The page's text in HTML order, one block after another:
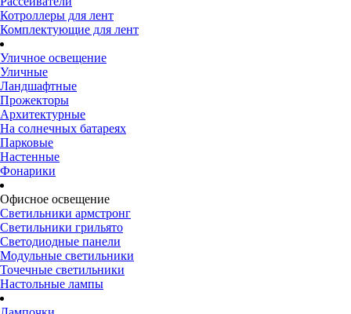
Котроллеры для лент
Комплектующие для лент
Уличное освещение
Уличные
Ландшафтные
Прожекторы
Архитектурные
На солнечных батареях
Парковые
Настенные
Фонарики
Офисное освещение
Светильники армстронг
Светильники грильято
Светодиодные панели
Модульные светильники
Точечные светильники
Настольные лампы